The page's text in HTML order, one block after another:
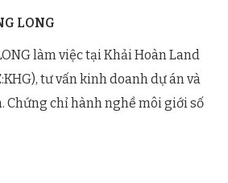
LONG
làm việc tại Khải Hoàn Land
tư vấn kinh doanh dự án và
Chứng chỉ hành nghề môi giới số